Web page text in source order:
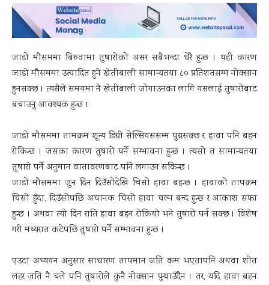
जाडो मौसममा बिरुवामा तुषारोको असर सबैभन्दा धेरै हुन्छ । यही कारण
जाडो मौसममा उत्पादित हुने खेतीबाली सामान्यतया ८० प्रतिशतसम्म नोक्सान
हुनसक्छ । त्यसैले समयमा नै खेतीबाली जोगाउनका लागि यसलाई तुषारोबाट
बचाउनु आवश्यक हुन्छ ।
जाडो मौसममा तामक्रम शून्य डिग्री सेल्सियससम्म पुग्नसक्छ र हावा पनि बहन
रोकिन्छ । जसका कारण तुषारो पर्ने सम्भावना हुन्छ । त्यसो त सामान्यतया
तुषारो पर्ने अनुमान वातावरणबाट पनि लगाउन सकिन्छ ।
जाडो मौसममा जुन दिन दिउँसोदेखि चिसो हावा बहन्छ । हावाको तापक्रम
चिसो हुँदा, दिउँसोपछि अचानक चिसो हावा चल्न बन्द हुन्छ र आकाश सफा
हुन्छ । अथवा त्यो दिन राति हावा बहन रोकियो भने तुषारो पर्न सक्छ । विशेष
गरी मध्यरात कटेपछि तुषारो पर्ने सम्भावना हुन्छ ।
एउटा अध्ययन अनुसार साधारण तापमान जति कम भएतापनि अथवा शीत
लहर जति नै चले पनि तुषारोले कुनै नोक्सान पुर्‍याउँदैन । तर, यदि हावा बहन